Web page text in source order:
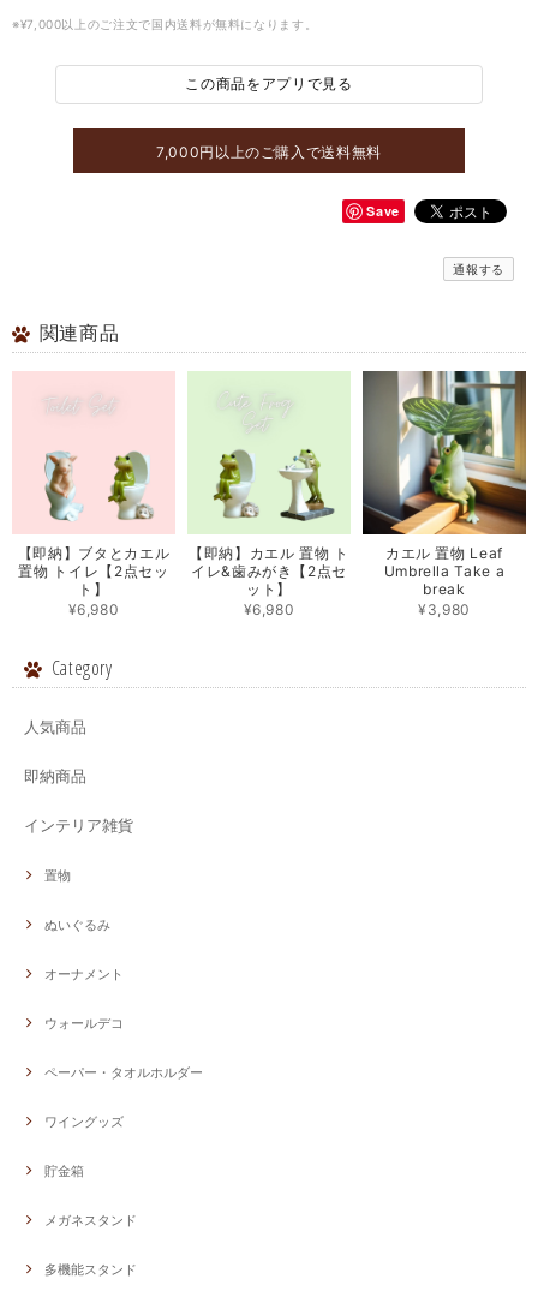
※¥7,000以上のご注文で国内送料が無料になります。
この商品をアプリで見る
7,000円以上のご購入で送料無料
Save
通報する
関連商品
【即納】ブタとカエル
置物 トイレ【2点セッ
ト】
¥6,980
【即納】カエル 置物 ト
イレ&歯みがき【2点セ
ット】
¥6,980
カエル 置物 Leaf
Umbrella Take a
break
¥3,980
Category
人気商品
即納商品
インテリア雑貨
置物
ぬいぐるみ
オーナメント
ウォールデコ
ペーパー・タオルホルダー
ワイングッズ
貯金箱
メガネスタンド
多機能スタンド